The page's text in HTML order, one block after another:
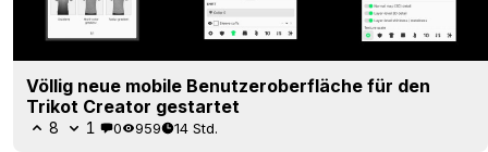
Völlig neue mobile Benutzeroberfläche für den
Trikot Creator gestartet
8 1 0 959 14 Std.